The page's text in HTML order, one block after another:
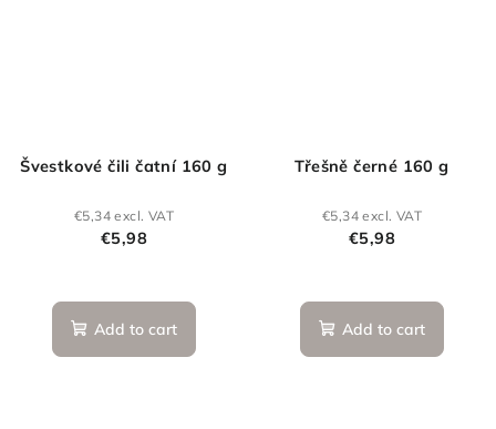
Švestkové čili čatní 160 g
€5,34 excl. VAT
€5,98
Add to cart
Třešně černé 160 g
€5,34 excl. VAT
€5,98
Add to cart